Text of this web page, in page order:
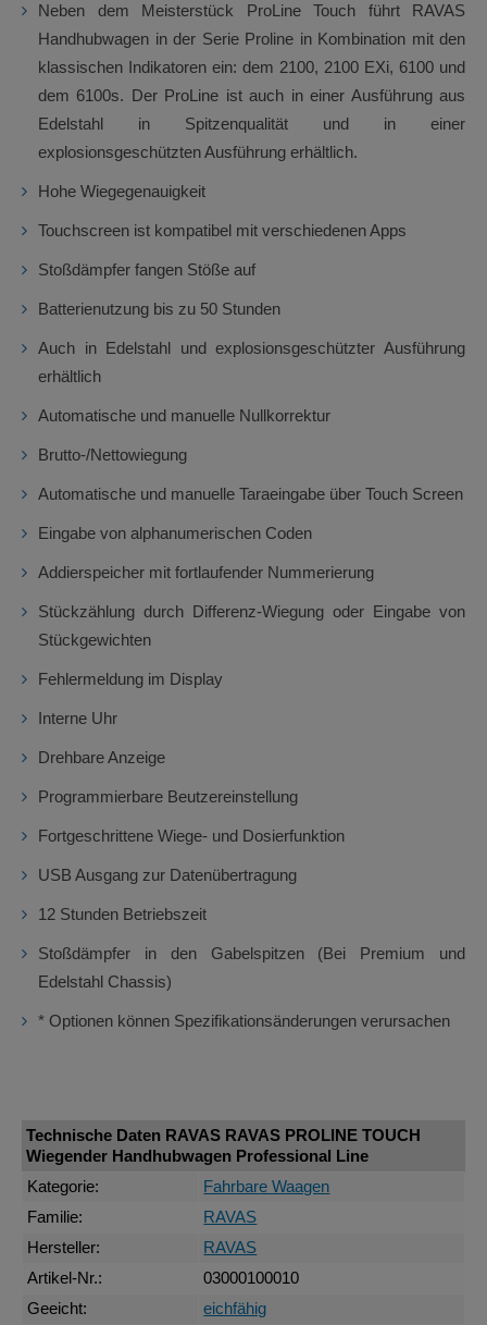
Neben dem Meisterstück ProLine Touch führt RAVAS
Handhubwagen in der Serie Proline in Kombination mit den
klassischen Indikatoren ein: dem 2100, 2100 EXi, 6100 und
dem 6100s. Der ProLine ist auch in einer Ausführung aus
Edelstahl in Spitzenqualität und in einer
explosionsgeschützten Ausführung erhältlich.
Hohe Wiegegenauigkeit
Touchscreen ist kompatibel mit verschiedenen Apps
Stoßdämpfer fangen Stöße auf
Batterienutzung bis zu 50 Stunden
Auch in Edelstahl und explosionsgeschützter Ausführung
erhältlich
Automatische und manuelle Nullkorrektur
Brutto-/Nettowiegung
Automatische und manuelle Taraeingabe über Touch Screen
Eingabe von alphanumerischen Coden
Addierspeicher mit fortlaufender Nummerierung
Stückzählung durch Differenz-Wiegung oder Eingabe von
Stückgewichten
Fehlermeldung im Display
Interne Uhr
Drehbare Anzeige
Programmierbare Beutzereinstellung
Fortgeschrittene Wiege- und Dosierfunktion
USB Ausgang zur Datenübertragung
12 Stunden Betriebszeit
Stoßdämpfer in den Gabelspitzen (Bei Premium und
Edelstahl Chassis)
* Optionen können Spezifikationsänderungen verursachen
Technische Daten RAVAS RAVAS PROLINE TOUCH
Wiegender Handhubwagen Professional Line
Kategorie:
Fahrbare Waagen
Familie:
RAVAS
Hersteller:
RAVAS
Artikel-Nr.:
03000100010
Geeicht:
eichfähig